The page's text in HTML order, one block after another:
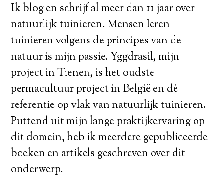
Ik blog en schrijf al meer dan 11 jaar over
natuurlijk tuinieren. Mensen leren
tuinieren volgens de principes van de
natuur is mijn passie. Yggdrasil, mijn
project in Tienen, is het oudste
permacultuur project in België en dé
referentie op vlak van natuurlijk tuinieren.
Puttend uit mijn lange praktijkervaring op
dit domein, heb ik meerdere gepubliceerde
boeken en artikels geschreven over dit
onderwerp.